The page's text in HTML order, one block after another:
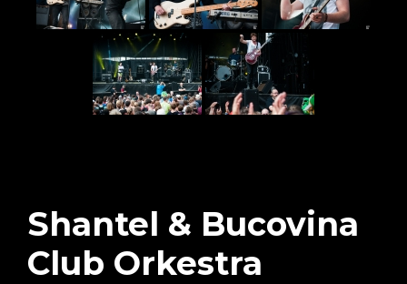
Shantel & Bucovina
Club Orkestra